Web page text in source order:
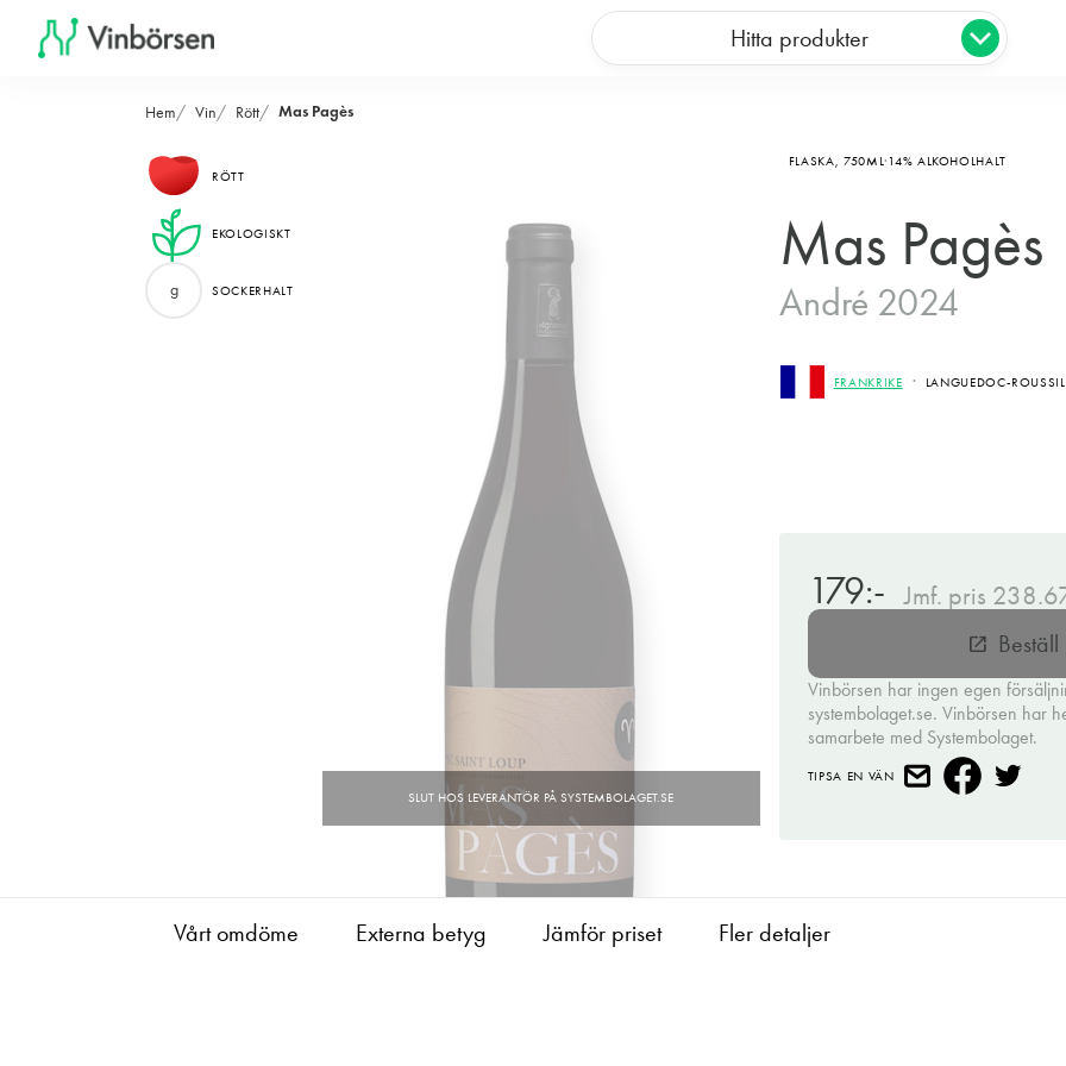
Hitta produkter
Hem Vin Rött Mas Pagès
FLASKA, 750ML 14% ALKOHOLHALT
Mas Pagès
André 2024
FRANKRIKE LANGUEDOC-
RÖTT
EKOLOGISKT
g SOCKERHALT
179:- Jmf. pris
open_in_new
Vinbörsen har ingen egen
systembolaget.se. Vinbörsen har
samarbete med Systembolaget.
TIPSA EN VÄN
Vårt omdöme Externa betyg Jämför priset Fler detaljer